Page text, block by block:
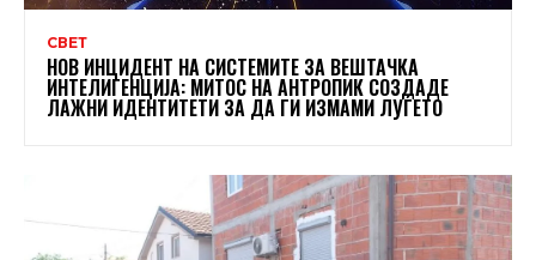
СВЕТ
НОВ ИНЦИДЕНТ НА СИСТЕМИТЕ ЗА ВЕШТАЧКА
ИНТЕЛИГЕНЦИЈА: МИТОС НА АНТРОПИК СОЗДАДЕ
ЛАЖНИ ИДЕНТИТЕТИ ЗА ДА ГИ ИЗМАМИ ЛУЃЕТО